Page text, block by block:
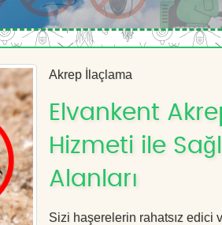
Akrep İlaçlama
Elvankent
Hizmeti ile
Alanları
Sizi haşerelerin rahatsız edici